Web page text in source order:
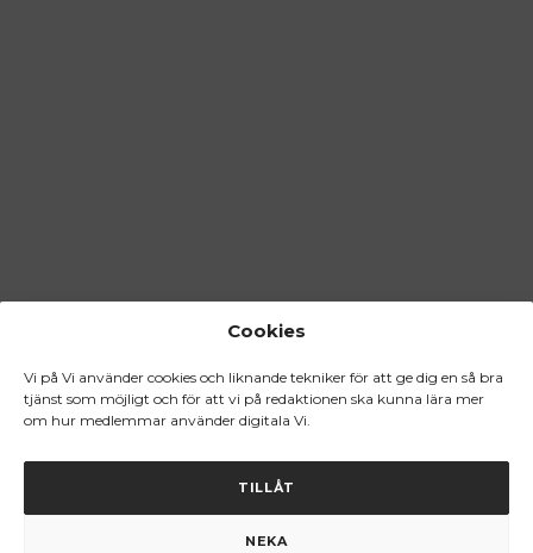
Cookies
Vi på Vi använder cookies och liknande tekniker för att ge dig en så bra
tjänst som möjligt och för att vi på redaktionen ska kunna lära mer
om hur medlemmar använder digitala Vi.
TILLÅT
NEKA